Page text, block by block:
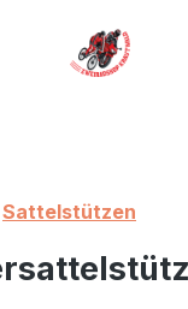
Sattelstützen